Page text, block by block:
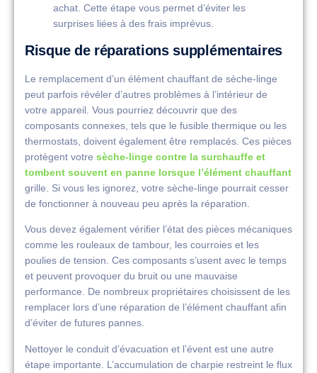
achat. Cette étape vous permet d’éviter les
surprises liées à des frais imprévus.
Risque de réparations supplémentaires
Le remplacement d’un élément chauffant de sèche-linge
peut parfois révéler d’autres problèmes à l’intérieur de
votre appareil. Vous pourriez découvrir que des
composants connexes, tels que le fusible thermique ou les
thermostats, doivent également être remplacés. Ces pièces
protègent votre sèche-linge contre la surchauffe et
tombent souvent en panne lorsque l’élément chauffant
grille. Si vous les ignorez, votre sèche-linge pourrait cesser
de fonctionner à nouveau peu après la réparation.
Vous devez également vérifier l’état des pièces mécaniques
comme les rouleaux de tambour, les courroies et les
poulies de tension. Ces composants s’usent avec le temps
et peuvent provoquer du bruit ou une mauvaise
performance. De nombreux propriétaires choisissent de les
remplacer lors d’une réparation de l’élément chauffant afin
d’éviter de futures pannes.
Nettoyer le conduit d’évacuation et l’évent est une autre
étape importante. L’accumulation de charpie restreint le flux